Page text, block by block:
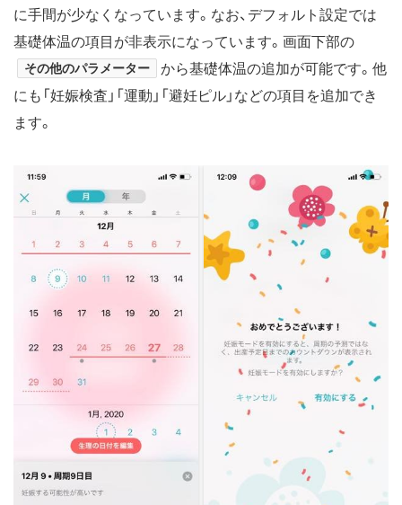
に手間が少なくなっています。なお、デフォルト設定では
基礎体温の項目が非表示になっています。画面下部の
その他のパラメーター
から基礎体温の追加が可能です。他
にも「妊娠検査」「運動」「避妊ピル」などの項目を追加でき
ます。